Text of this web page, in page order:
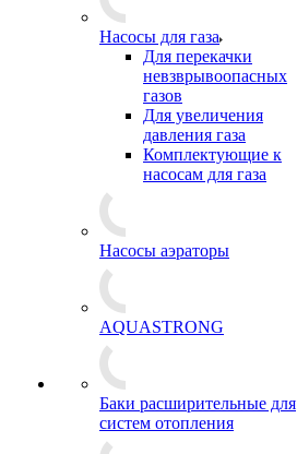
Насосы для газа
Для перекачки
невзврывоопасных
газов
Для увеличения
давления газа
Комплектующие к
насосам для газа
Насосы аэраторы
AQUASTRONG
Баки расширительные для
систем отопления